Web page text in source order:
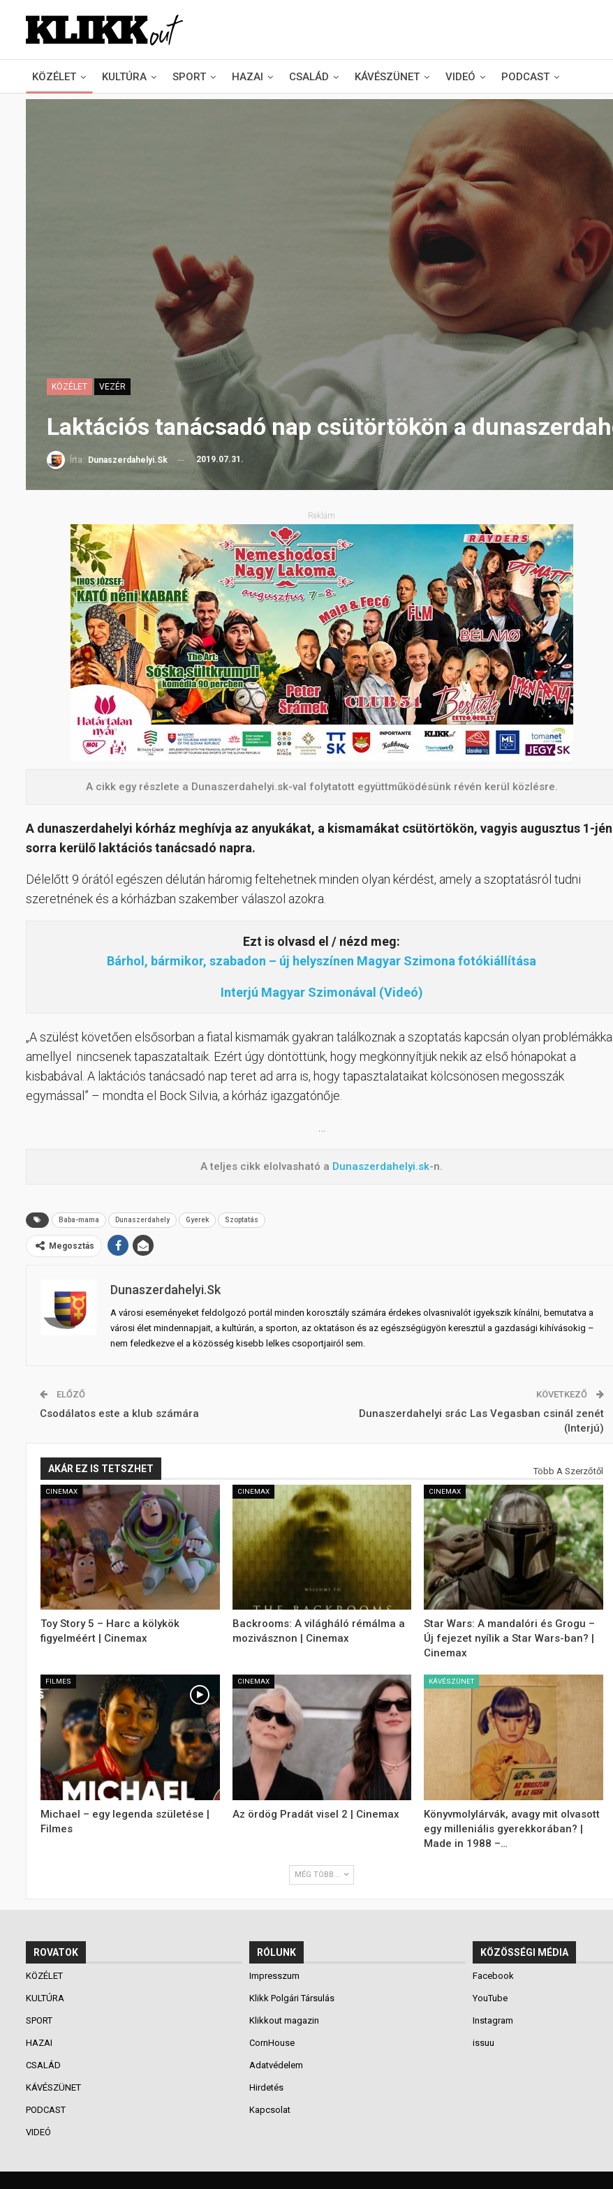
KÖZÉLET KULTÚRA SPORT HAZAI CSALÁD KÁVÉSZÜNET VIDEÓ PODCAST
KÖZÉLET VEZÉR
Laktációs tanácsadó nap csütörtökön a
Írta: Dunaszerdahelyi.sk 2019.07.31.
Reklám
A cikk egy részlete a Dunaszerdahelyi.sk-val folytatott együttműködésünk révén kerül közlésre.
A dunaszerdahelyi kórház meghívja az anyukákat, a kismamákat csütörtökön, vagyis augusztus 1-jén
sorra kerülő laktációs tanácsadó napra.
Délelőtt 9 órától egészen délután háromig feltehetnek minden olyan kérdést, amely a szoptatásról tudni
szeretnének és a kórházban szakember válaszol azokra.
Ezt is olvasd el / nézd meg:
Bárhol, bármikor, szabadon – új helyszínen Magyar Szimona fotókiállítása
Interjú Magyar Szimonával (Videó)
„A szülést követően elsősorban a fiatal kismamák gyakran találkoznak a szoptatás kapcsán olyan
amellyel nincsenek tapaszataltaik. Ezért úgy döntöttünk, hogy megkönnyítjük nekik az első hónapokat a
kisbabával. A laktációs tanácsadó nap teret ad arra is, hogy tapasztalataikat kölcsönösen megosszák
egymással” – mondta el Bock Silvia, a kórház igazgatónője.
…
A teljes cikk elolvasható a Dunaszerdahelyi.sk-n.
Baba-mama Dunaszerdahely Gyerek Szoptatás
Megosztás
Dunaszerdahelyi.sk
A városi eseményeket feldolgozó portál minden korosztály számára érdekes olvasnivalót igyekszik kínálni, bemutatva a
városi élet mindennapjait, a kultúrán, a sporton, az oktatáson és az egészségügyön keresztül a gazdasági kihívásokig –
nem feledkezve el a közösség kisebb lelkes csoportjairól sem.
ELŐZŐ
Csodálatos este a klub számára
KÖVETKEZŐ
Dunaszerdahelyi srác Las Vegasban csinál zenét
(Interjú)
AKÁR EZ IS TETSZHET Több A Szerzőtől
CINEMAX
Toy Story 5 – Harc a kölykök
figyelméért | Cinemax
CINEMAX
Backrooms: A világháló rémálma a
mozivásznon | Cinemax
CINEMAX
Star Wars: A mandalóri és Grogu –
Új fejezet nyílik a Star Wars-ban? |
Cinemax
FILMES
Michael – egy legenda születése |
Filmes
CINEMAX
Az ördög Pradát visel 2 | Cinemax
KÁVÉSZÜNET
Könyvmolylárvák, avagy mit olvasott
egy milleniális gyerekkorában? |
Made in 1988 –…
MÉG TÖBB...
ROVATOK
KÖZÉLET
KULTÚRA
SPORT
HAZAI
CSALÁD
KÁVÉSZÜNET
PODCAST
VIDEÓ
RÓLUNK
Impresszum
Klikk Polgári Társulás
Klikkout magazin
CornHouse
Adatvédelem
Hirdetés
Kapcsolat
KÖZÖSSÉGI MÉDIA
Facebook
YouTube
Instagram
issuu